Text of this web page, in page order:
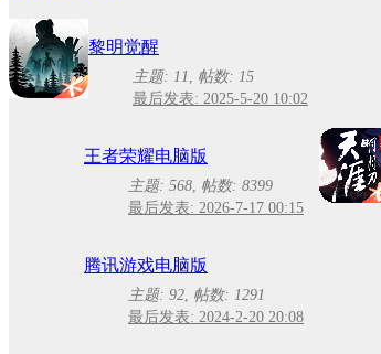
黎明觉醒
主题: 11
帖数: 15
最后发表: 2025-5-20 10:02
王者荣耀电脑版
主题: 568 帖数: 8399
最后发表: 2026-7-17 00:15
腾讯游戏电脑版
主题: 92 帖数: 1291
最后发表: 2024-2-20 20:08